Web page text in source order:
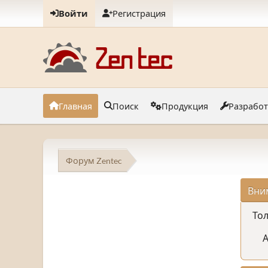
Войти Регистрация
Главная Поиск Продукция
Форум Zentec